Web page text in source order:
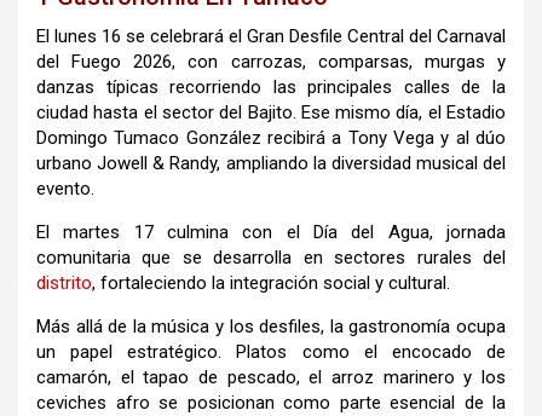
El lunes 16 se celebrará el Gran Desfile Central del Carnaval
del Fuego 2026, con carrozas, comparsas, murgas y
danzas típicas recorriendo las principales calles de la
ciudad hasta el sector del Bajito. Ese mismo día, el Estadio
Domingo Tumaco González recibirá a Tony Vega y al dúo
urbanoJowell & Randy, ampliando la diversidad musical del
evento.
El martes 17 culmina con el Día del Agua, jornada
comunitaria que se desarrolla en sectores rurales del
distrito, fortaleciendo la integración social y cultural.
Más allá de la música y los desfiles, la gastronomía ocupa
un papel estratégico. Platos como el encocado de
camarón, el tapao de pescado, el arroz marinero y los
ceviches afro se posicionan como parte esencial de la